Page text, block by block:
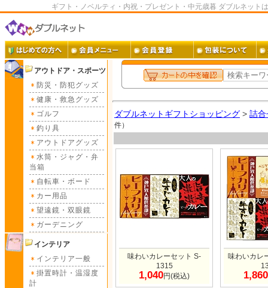
ギフト・ノベルティ・内祝・プレゼント・中元歳暮 ダブルネット
アウトドア・スポーツ
防災・防犯グッズ
健康・救急グッズ
ゴルフ
釣り具
アウトドアグッズ
水筒・ジャグ・弁
当箱
自転車・ボード
カー用品
望遠鏡・双眼鏡
ガーデニング
インテリア
インテリア一般
掛置時計・温湿度
計
ダブルネットギフトショッピング > 詰合
件）
味わいカレーセット S-
1315
1,040円(税込)
味わいカレ
1,860